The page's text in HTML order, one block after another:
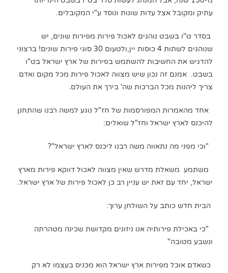
עתיק ומקובל אצל עדות שונות ונוסד ע"י המקובלים.
בסדר ט"ו בשבט נוהגים לאכול פירות מפירות שונים, יש
שנוהגים לשתות 4 כוסות יין,ולטעום 30 סוגי פירות שונים! ברצוני
להדגיש את החשיבות להשתמש בפירות של ארץ ישראל בט"ו
בשבט. אמנם זה נכון שיש מצווה לאכול פירות מכל מקום ואדם
צריך ליהנות מכל הברכות שה' בירך את העולם.
אחד מהאמרות המפורסמות של חז"ל נוגע למשה רבנו שהתחנן
להיכנס לארץ ישראל וחז"ל שואלים:
"וכי מפני מה נתאווה משה רבנו ליכנס לארץ ישראל"?
משתמע משאלת מדרש שאין מצווה לאכול דווקא פירות מארץ
ישראל, יחד עם זאת יש עניין רב כן לאכול פירות של ארץ ישראל.
הבית חדש כותב על השולחן ערוך:
"כי באכילת פירותיה אנו ניזונים מקדושת שכינה מטהרתה
ונשבע מטובה"
כשאדם אוכל מפירות ארץ ישראל הוא מכניס בעצמו לא רק